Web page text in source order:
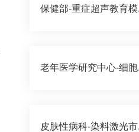
保健部-重症超声教育模
老年医学研究中心-细胞
皮肤性病科-染料激光市